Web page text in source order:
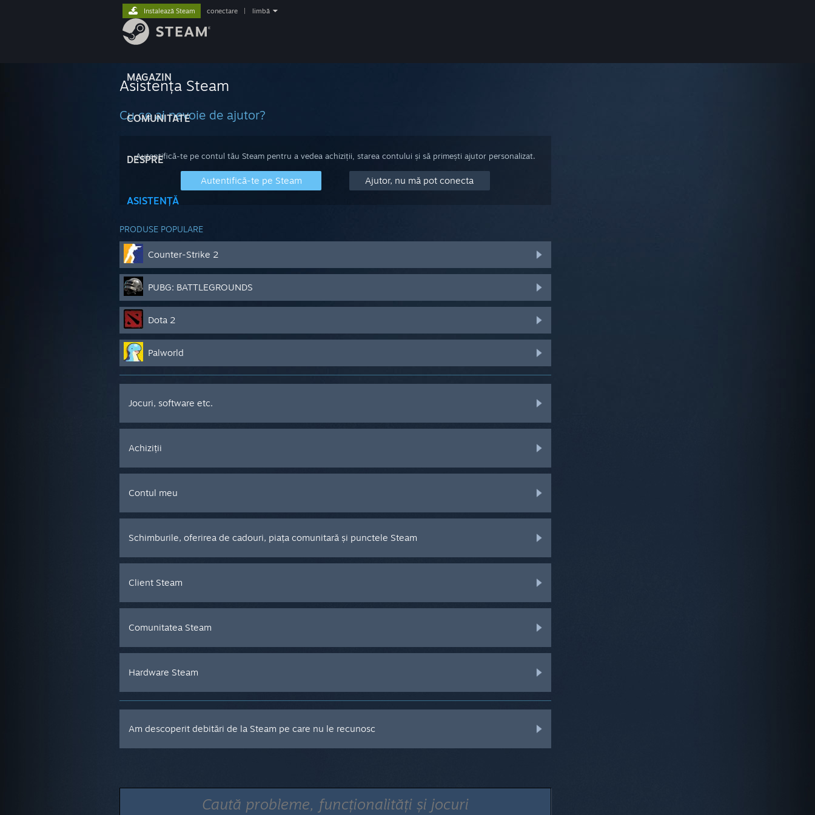
MAGAZIN
COMUNITATE
DESPRE
ASISTENȚĂ
Instalează Steam conectare limbă
Asistența Steam
Cu ce ai nevoie de ajutor?
Autentifică-te pe contul tău Steam pentru a vedea achiziții, starea contului și să primești ajutor personalizat.
Autentifică-te pe Steam Ajutor, nu mă pot conecta
PRODUSE POPULARE
Counter-Strike 2
PUBG: BATTLEGROUNDS
Dota 2
Palworld
Jocuri, software etc.
Achiziții
Contul meu
Schimburile, oferirea de cadouri, piața comunitară și punctele Steam
Client Steam
Comunitatea Steam
Hardware Steam
Am descoperit debitări de la Steam pe care nu le recunosc